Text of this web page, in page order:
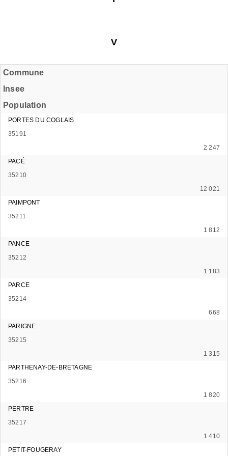
V
Commune
Insee
Population
PORTES DU COGLAIS
35191
2 247
PACÉ
35210
12 021
PAIMPONT
35211
1 812
PANCE
35212
1 183
PARCE
35214
668
PARIGNE
35215
1 315
PARTHENAY-DE-BRETAGNE
35216
1 820
PERTRE
35217
1 410
PETIT-FOUGERAY